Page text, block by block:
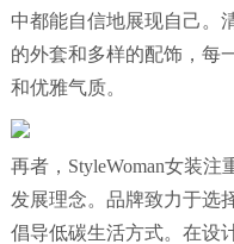
中都能自信地展现自己。
的外套和多样的配饰，每
和优雅气质。
再者，StyleWoman女装
发展理念。品牌致力于选
倡导低碳生活方式。在设